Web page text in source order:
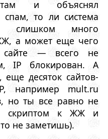
и объяснял
то ли система
слишком много
а может еще чего
— всего не
IP блокирован. А
десяток сайтов-
например mult.ru
но ты все равно не
скриптом к ЖЖ и
не заметишь).